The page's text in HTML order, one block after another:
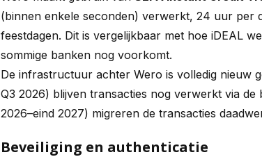
(binnen enkele seconden) verwerkt, 24 uur
feestdagen. Dit is vergelijkbaar met hoe iDEAL
sommige banken nog voorkomt.
De infrastructuur achter Wero is volledig nieuw
Q3 2026) blijven transacties nog verwerkt via
2026–eind 2027) migreren de transacties
Beveiliging en authenticatie